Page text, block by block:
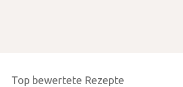
Top bewertete Rezepte